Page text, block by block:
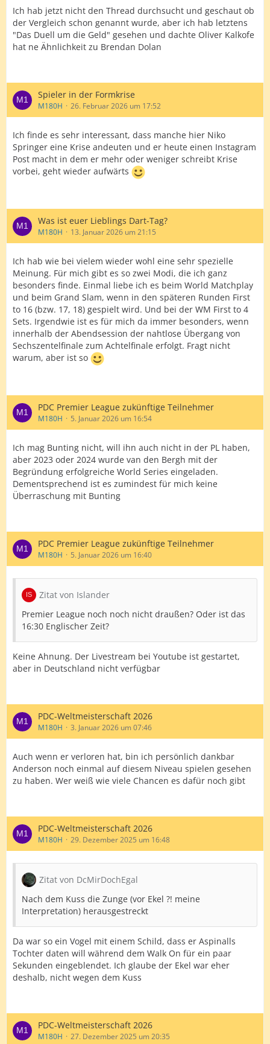
10.Martin Schindler
11. Jermaine Wattimena
12. Mike De Decker
13. Damon Heta
16. Daryl Gurney
Pro Tour OoM Qualifier:
Ryan Joyce
Krzysztof Ratajski
Cameron Menzies
Dirk van Duijvenbode
Joe Cullen
Ricardo Pietreczko
Kevin Doets
Niels Zonneveld
William O’Connor
Niko Springer
Karel Sedlacek
Tourcard Holder Qualifier:
Rob Owen
Michael Smith
James Hurrell
Chris Landman
Cristo Reyes
Gabriel Clemens
Kim Huybrechts
Madars Razma
Eastern Europe Qualifier:
Anton Östlund
Host Nation Qualifier:
4x 07.05.2026
Nachrückerliste:
Madars Razma
Max Hopp
Cor Dekker
Beau Greaves
Niall Culleton
David Sharp
Mervyn King
Adam Leek
Ich hab jetzt nicht den Thread durchsucht und geschaut ob
der Vergleich schon genannt wurde, aber ich hab letztens
"Das Duell um die Geld" gesehen und dachte Oliver Kalkofe
hat ne Ähnlichkeit zu Brendan Dolan
Spieler in der Formkrise
M180H 26. Februar 2026 um 17:52
Ich finde es sehr interessant, dass manche hier Niko
Springer eine Krise andeuten und er heute einen Instagram
Post macht in dem er mehr oder weniger schreibt Krise
vorbei, geht wieder aufwärts
Was ist euer Lieblings Dart-Tag?
M180H 13. Januar 2026 um 21:15
Ich hab wie bei vielem wieder wohl eine sehr spezielle
Meinung. Für mich gibt es so zwei Modi, die ich ganz
besonders finde. Einmal liebe ich es beim World Matchplay
und beim Grand Slam, wenn in den späteren Runden First
to 16 (bzw. 17, 18) gespielt wird. Und bei der WM First to 4
Sets. Irgendwie ist es für mich da immer besonders, wenn
innerhalb der Abendsession der nahtlose Übergang von
Sechszentelfinale zum Achtelfinale erfolgt. Fragt nicht
warum, aber ist so
PDC Premier League zukünftige Teilnehmer
M180H 5. Januar 2026 um 16:54
Ich mag Bunting nicht, will ihn auch nicht in der PL haben,
aber 2023 oder 2024 wurde van den Bergh mit der
Begründung erfolgreiche World Series eingeladen.
Dementsprechend ist es zumindest für mich keine
Überraschung mit Bunting
PDC Premier League zukünftige Teilnehmer
M180H 5. Januar 2026 um 16:40
Zitat von Islander
Premier League noch noch nicht draußen? Oder ist das
16:30 Englischer Zeit?
Keine Ahnung. Der Livestream bei Youtube ist gestartet,
aber in Deutschland nicht verfügbar
PDC-Weltmeisterschaft 2026
M180H 3. Januar 2026 um 07:46
Auch wenn er verloren hat, bin ich persönlich dankbar
Anderson noch einmal auf diesem Niveau spielen gesehen
zu haben. Wer weiß wie viele Chancen es dafür noch gibt
PDC-Weltmeisterschaft 2026
M180H 29. Dezember 2025 um 16:48
Zitat von DcMirDochEgal
Nach dem Kuss die Zunge (vor Ekel ?! meine
Interpretation) herausgestreckt
Da war so ein Vogel mit einem Schild, dass er Aspinalls
Tochter daten will während dem Walk On für ein paar
Sekunden eingeblendet. Ich glaube der Ekel war eher
deshalb, nicht wegen dem Kuss
PDC-Weltmeisterschaft 2026
M180H 27. Dezember 2025 um 20:35